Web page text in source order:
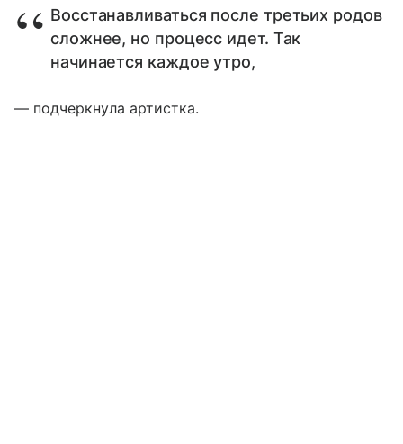
Восстанавливаться после третьих родов
сложнее, но процесс идет. Так
начинается каждое утро,
— подчеркнула артистка.